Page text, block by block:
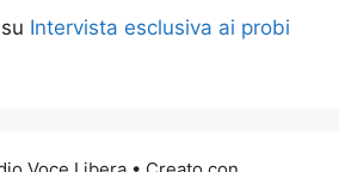
su Intervista esclusiva ai probi